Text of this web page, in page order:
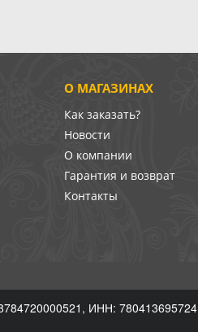
О МАГАЗИНАХ
Как заказать?
Новости
О компании
Гарантия и возврат
Контакты
ИНН: 780413695724